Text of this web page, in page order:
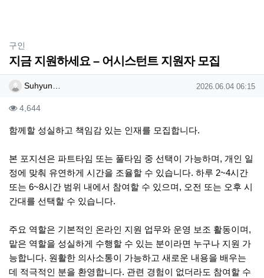
구인
지금 지원하세요 – 어시스턴트 지원자 모집
작성자 정보
Suhyun… 작성일
2026.06.04 06:15
컨텐츠 정보
4,644조회
본문
함께할 성실하고 책임감 있는 인재를 모집합니다.
본 포지션은 파트타임 또는 풀타임 중 선택이 가능하며, 개인 일
정에 맞춰 유연하게 시간을 조율할 수 있습니다. 하루 2~4시간
또는 6~8시간 범위 내에서 참여할 수 있으며, 오전 또는 오후 시
간대를 선택할 수 있습니다.
주요 역할은 기본적인 온라인 지원 업무와 운영 보조 활동이며,
맡은 역할을 성실하게 수행할 수 있는 분이라면 누구나 지원 가
능합니다. 원활한 의사소통이 가능하고 새로운 내용을 배우는
데 적극적인 분을 환영합니다. 관련 경험이 없더라도 참여할 수